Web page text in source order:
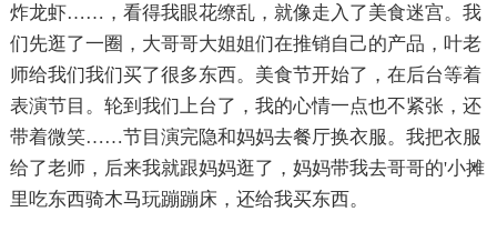
炸龙虾……，看得我眼花缭乱，就像走入了美食迷宫。我
们先逛了一圈，大哥哥大姐姐们在推销自己的产品，叶老
师给我们我们买了很多东西。美食节开始了，在后台等着
表演节目。轮到我们上台了，我的心情一点也不紧张，还
带着微笑……节目演完隐和妈妈去餐厅换衣服。我把衣服
给了老师，后来我就跟妈妈逛了，妈妈带我去哥哥的'小摊
里吃东西骑木马玩蹦蹦床，还给我买东西。